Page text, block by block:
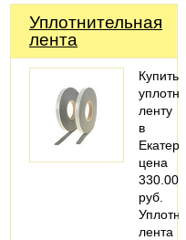
Уплотнительная
лента
Купить
ленту
в
цена
330.00
руб.
лента